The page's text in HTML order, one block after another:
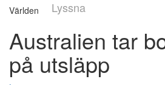
Lyssna
Världen
Australien tar
på utsläpp